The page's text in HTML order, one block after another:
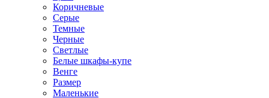
Коричневые
Серые
Темные
Черные
Светлые
Белые шкафы-купе
Венге
Размер
Маленькие